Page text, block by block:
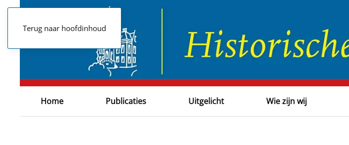
Terug naar hoofdinhoud
Home Publicaties Uitgelicht Wie zijn wij